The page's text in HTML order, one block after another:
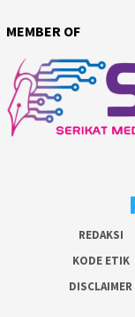
MEMBER OF
REDAKSI
KODE ETIK
DISCLAIMER